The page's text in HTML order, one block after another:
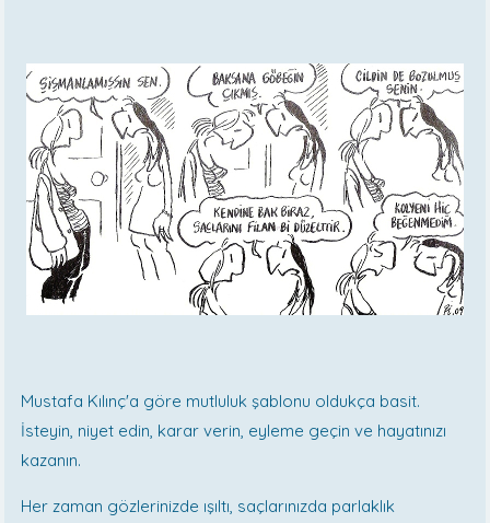
Mustafa Kılınç'a göre mutluluk şablonu oldukça basit.
İsteyin, niyet edin, karar verin, eyleme geçin ve hayatınızı
kazanın.
Her zaman gözlerinizde ışıltı, saçlarınızda parlaklık